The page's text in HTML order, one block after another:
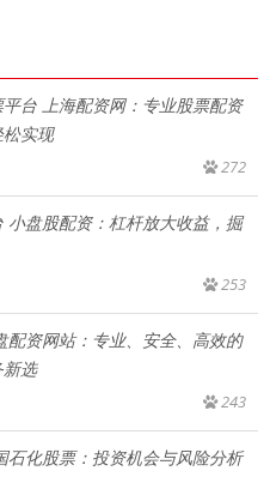
台 上海配资网：专业股票配资
实现
272
小盘股配资：杠杆放大收益，掘
253
选
243
石化股票：投资机会与风险分析